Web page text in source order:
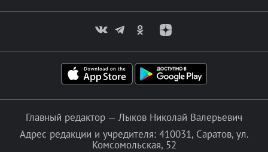
Главный редактор — Лыков Николай Валерьевич
Адрес редакции и учредителя: 410031, Саратов, ул.
Комсомольская, 52